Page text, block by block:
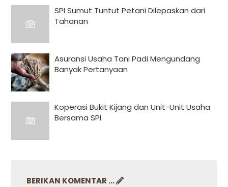
SPI Sumut Tuntut Petani Dilepaskan dari
Tahanan
Asuransi Usaha Tani Padi Mengundang
Banyak Pertanyaan
Koperasi Bukit Kijang dan Unit-Unit Usaha
Bersama SPI
BERIKAN KOMENTAR ...